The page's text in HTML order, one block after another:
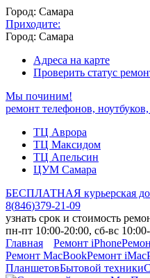
Город: Самара
Приходите:
Город: Самара
Адреса на карте
Проверить статус
Мы починим!
ремонт телефонов,
ТЦ Аврора
ТЦ Максидом
ТЦ Апельсин
ЦУМ Самара
БЕСПЛАТНАЯ курьерская
8(846)379-21-09
узнать срок и стоимость
пн-пт 10:00-20:00, сб-вс
Главная
Ремонт iPhone
Ремонт MacBookРемонт iMac
ПланшетовБытовой техники